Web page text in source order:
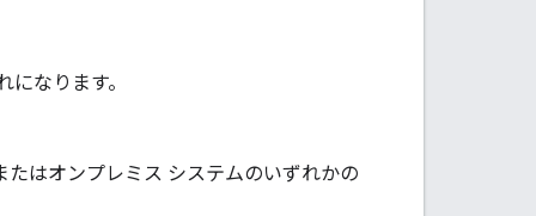
なります。
たはオンプレミス システムのいずれかの